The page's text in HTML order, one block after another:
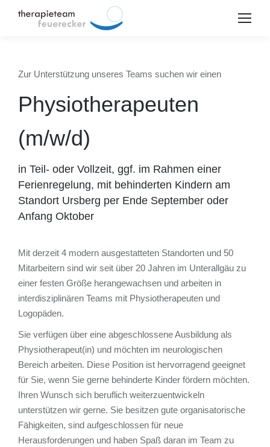
Zur Unterstützung unseres Teams suchen wir einen
Physiotherapeuten
(m/w/d)
in Teil- oder Vollzeit, ggf. im Rahmen einer
Ferienregelung, mit behinderten Kindern am
Standort Ursberg per Ende September oder
Anfang Oktober
Mit derzeit 4 modern ausgestatteten Standorten und 50
Mitarbeitern sind wir seit über 20 Jahren im Unterallgäu zu
einer festen Größe herangewachsen und arbeiten in
interdisziplinären Teams mit Physiotherapeuten und
Logopäden.
Sie verfügen über eine abgeschlossene Ausbildung als
Physiotherapeut(in) und möchten im neurologischen
Bereich arbeiten. Diese Position ist hervorragend geeignet
für Sie, wenn Sie gerne behinderte Kinder fördern möchten.
Ihren Wunsch sich beruflich weiterzuentwickeln
unterstützen wir gerne. Sie besitzen gute organisatorische
Fähigkeiten, sind aufgeschlossen für neue
Herausforderungen und haben Spaß daran im Team zu